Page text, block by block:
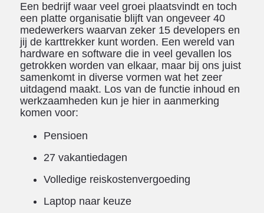
Een bedrijf waar veel groei plaatsvindt en toch
een platte organisatie blijft van ongeveer 40
medewerkers waarvan zeker 15 developers en
jij de karttrekker kunt worden. Een wereld van
hardware en software die in veel gevallen los
getrokken worden van elkaar, maar bij ons juist
samenkomt in diverse vormen wat het zeer
uitdagend maakt. Los van de functie inhoud en
werkzaamheden kun je hier in aanmerking
komen voor:
Pensioen
27 vakantiedagen
Volledige reiskostenvergoeding
Laptop naar keuze